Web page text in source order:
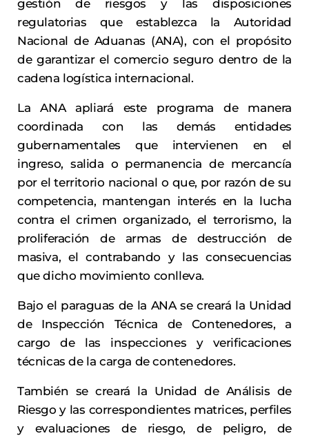
gestión de riesgos y las disposiciones
regulatorias que establezca la Autoridad
Nacional de Aduanas (ANA), con el propósito
de garantizar el comercio seguro dentro de la
cadena logística internacional.
La ANA apliará este programa de manera
coordinada con las demás entidades
gubernamentales que intervienen en el
ingreso, salida o permanencia de mercancía
por el territorio nacional o que, por razón de su
competencia, mantengan interés en la lucha
contra el crimen organizado, el terrorismo, la
proliferación de armas de destrucción de
masiva, el contrabando y las consecuencias
que dicho movimiento conlleva.
Bajo el paraguas de la ANA se creará la Unidad
de Inspección Técnica de Contenedores, a
cargo de las inspecciones y verificaciones
técnicas de la carga de contenedores.
También se creará la Unidad de Análisis de
Riesgo y las correspondientes matrices, perfiles
y evaluaciones de riesgo, de peligro, de